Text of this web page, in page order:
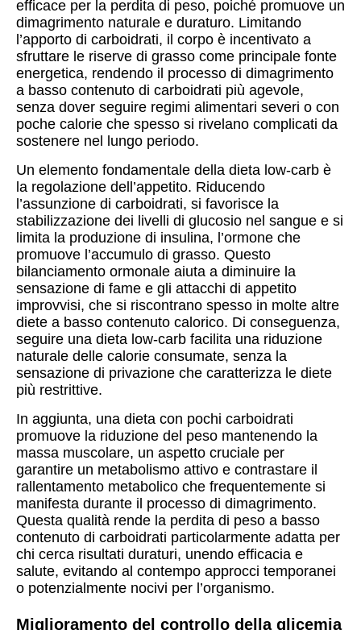
efficace per la perdita di peso, poiché promuove un
dimagrimento naturale e duraturo. Limitando
l’apporto di carboidrati, il corpo è incentivato a
sfruttare le riserve di grasso come principale fonte
energetica, rendendo il processo di dimagrimento
a basso contenuto di carboidrati più agevole,
senza dover seguire regimi alimentari severi o con
poche calorie che spesso si rivelano complicati da
sostenere nel lungo periodo.
Un elemento fondamentale della dieta low-carb è
la regolazione dell’appetito. Riducendo
l’assunzione di carboidrati, si favorisce la
stabilizzazione dei livelli di glucosio nel sangue e si
limita la produzione di insulina, l’ormone che
promuove l’accumulo di grasso. Questo
bilanciamento ormonale aiuta a diminuire la
sensazione di fame e gli attacchi di appetito
improvvisi, che si riscontrano spesso in molte altre
diete a basso contenuto calorico. Di conseguenza,
seguire una dieta low-carb facilita una riduzione
naturale delle calorie consumate, senza la
sensazione di privazione che caratterizza le diete
più restrittive.
In aggiunta, una dieta con pochi carboidrati
promuove la riduzione del peso mantenendo la
massa muscolare, un aspetto cruciale per
garantire un metabolismo attivo e contrastare il
rallentamento metabolico che frequentemente si
manifesta durante il processo di dimagrimento.
Questa qualità rende la perdita di peso a basso
contenuto di carboidrati particolarmente adatta per
chi cerca risultati duraturi, unendo efficacia e
salute, evitando al contempo approcci temporanei
o potenzialmente nocivi per l’organismo.
Miglioramento del controllo della glicemia